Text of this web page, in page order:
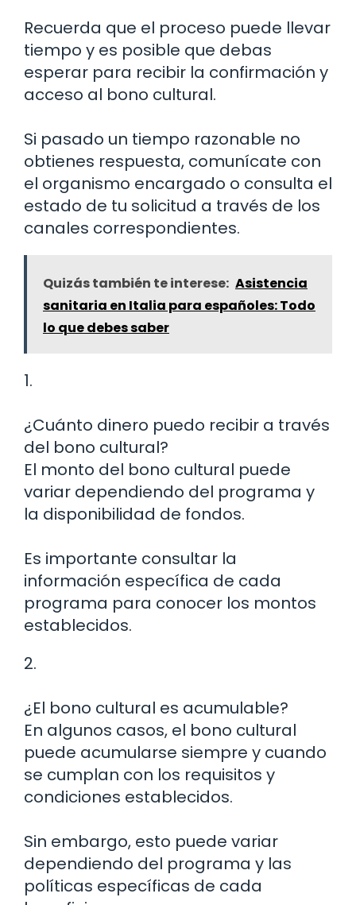
Recuerda que el proceso puede llevar
tiempo y es posible que debas
esperar para recibir la confirmación y
acceso al bono cultural.
Si pasado un tiempo razonable no
obtienes respuesta, comunícate con
el organismo encargado o consulta el
estado de tu solicitud a través de los
canales correspondientes.
Quizás también te interese: Asistencia
sanitaria en Italia para españoles: Todo
lo que debes saber
1.
¿Cuánto dinero puedo recibir a través
del bono cultural?
El monto del bono cultural puede
variar dependiendo del programa y
la disponibilidad de fondos.
Es importante consultar la
información específica de cada
programa para conocer los montos
establecidos.
2.
¿El bono cultural es acumulable?
En algunos casos, el bono cultural
puede acumularse siempre y cuando
se cumplan con los requisitos y
condiciones establecidos.
Sin embargo, esto puede variar
dependiendo del programa y las
políticas específicas de cada